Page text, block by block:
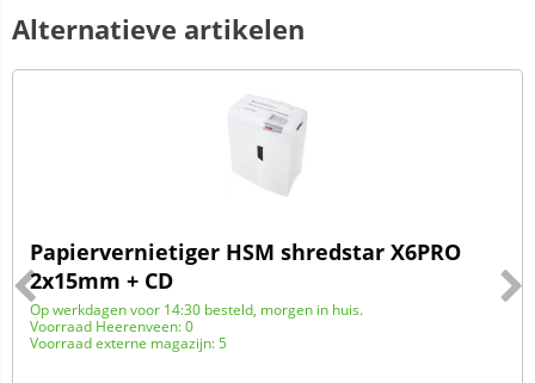
Alternatieve artikelen
Papiervernietiger HSM shredstar X6PRO
2x15mm + CD
Op werkdagen voor 14:30 besteld, morgen in huis.
Voorraad Heerenveen: 0
Voorraad externe magazijn: 5